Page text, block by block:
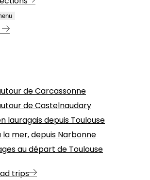
de Carcassonne
de Castelnaudary
lauragais depuis Toulouse
la mer, depuis Narbonne
au départ de Toulouse
trips